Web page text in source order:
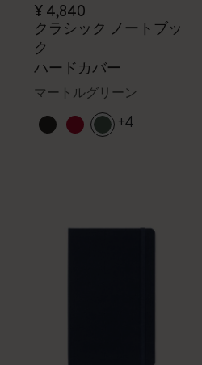
¥ 4,840
クラシック ノートブッ
ク
ハードカバー
マートルグリーン
+4